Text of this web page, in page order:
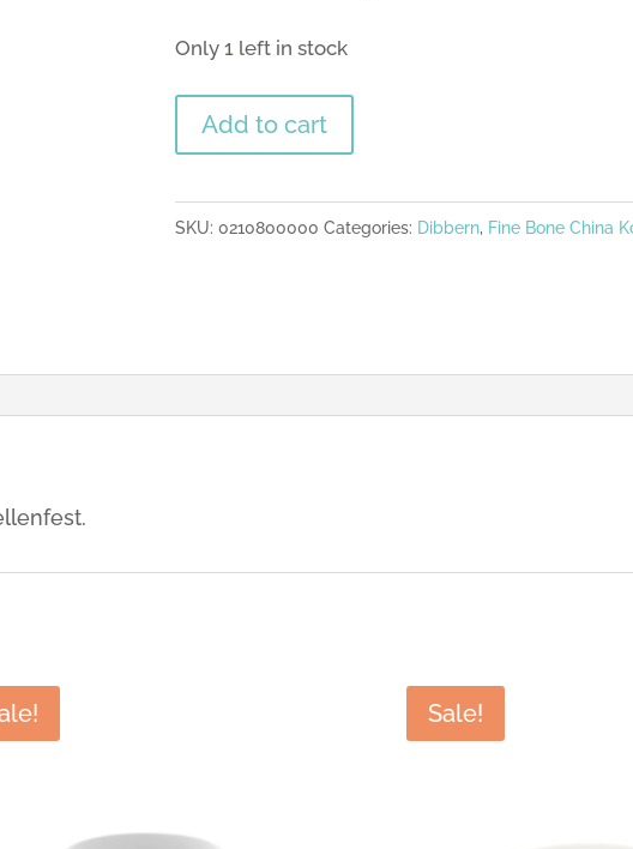
Only 1 left in stock
Kaffee
Obertasse
0,25
Add to cart
SKU: 0210800000 Categories: Dibbern, Fine Bone China
Sale!